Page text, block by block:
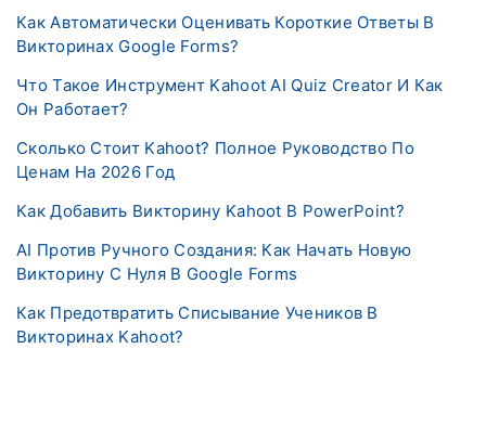
Как Автоматически Оценивать Короткие Ответы В
Викторинах Google Forms?
Что Такое Инструмент Kahoot AI Quiz Creator И Как
Он Работает?
Сколько Стоит Kahoot? Полное Руководство По
Ценам На 2026 Год
Как Добавить Викторину Kahoot В PowerPoint?
AI Против Ручного Создания: Как Начать Новую
Викторину С Нуля В Google Forms
Как Предотвратить Списывание Учеников В
Викторинах Kahoot?